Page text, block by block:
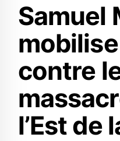
Samuel
contre
l’Est de